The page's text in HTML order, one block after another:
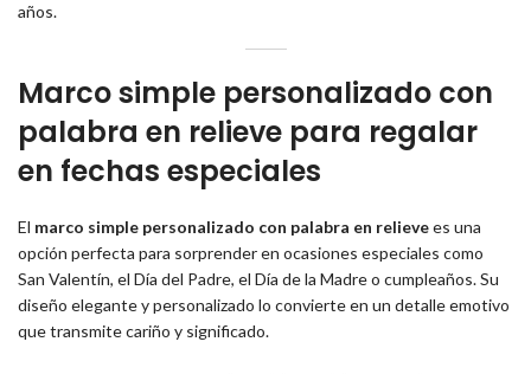
años.
Marco simple personalizado con
palabra en relieve para regalar
en fechas especiales
El marco simple personalizado con palabra en relievees una
opción perfecta para sorprender en ocasiones especiales como
San Valentín, el Día del Padre, el Día de la Madre o cumpleaños. Su
diseño elegante y personalizado lo convierte en un detalle emotivo
que transmite cariño y significado.